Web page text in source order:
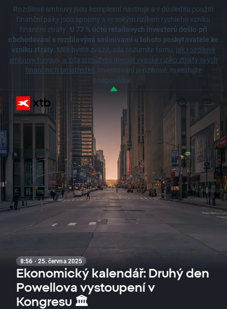
Rozdílové smlouvy jsou komplexní nástroje a v důsledku použití
finanční páky jsou spojeny s vysokým rizikem rychlého vzniku
finanční ztráty. U 77 % účtů retailových investorů došlo při
obchodování s rozdílovými smlouvami u tohoto poskytovatele ke
vzniku ztráty. Měli byste zvážit, zda rozumíte tomu, jak rozdílové
smlouvy fungují, a zda si můžete dovolit vysoké riziko ztráty svých
finančních prostředků.Investování je rizikové. Investujte
zodpovědně.
8:56 · 25. června 2025
Ekonomický kalendář: Druhý den
Powellova vystoupení v
Kongresu 🏛️